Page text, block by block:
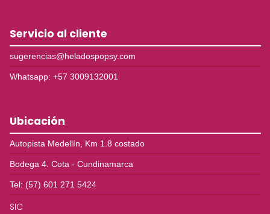
Servicio al cliente
sugerencias@heladospopsy.com
Whatsapp: +57 3009132001
Ubicación
Autopista Medellín, Km 1.8 costado
Bodega 4. Cota - Cundinamarca
Tel: (57) 601 271 5424
SIC